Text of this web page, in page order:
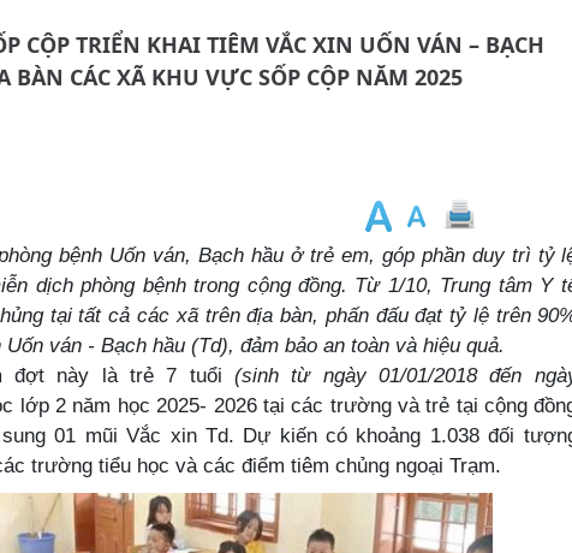
CÁC XÃ KHU VỰC SỐP CỘP NĂM 2025
bệnh Uốn ván, Bạch hầu ở trẻ em, góp phần duy trì tỷ
dịch phòng bệnh trong cộng đồng. Từ 1/10, Trung tâm Y
tại tất cả các xã trên địa bàn, phấn đấu đạt tỷ lệ trên
Uốn ván - Bạch hầu (Td), đảm bảo an toàn và hiệu quả.
đợt này là trẻ 7 tuổi (sinh từ ngày 01/01/2018 đến
lớp 2 năm học 2025- 2026 tại các trường và trẻ tại cộng
01 mũi Vắc xin Td. Dự kiến có khoảng 1.038 đối
trường tiểu học và các điểm tiêm chủng ngoại Trạm.